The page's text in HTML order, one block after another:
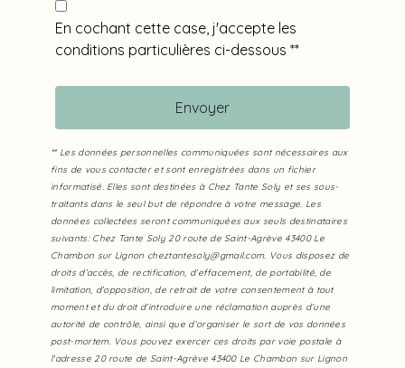
En cochant cette case, j'accepte les
conditions particulières ci-dessous **
Envoyer
** Les données personnelles communiquées sont nécessaires aux
fins de vous contacter et sont enregistrées dans un fichier
informatisé. Elles sont destinées à Chez Tante Soly et ses sous-
traitants dans le seul but de répondre à votre message. Les
données collectées seront communiquées aux seuls destinataires
suivants: Chez Tante Soly 20 route de Saint-Agrève 43400 Le
Chambon sur Lignon cheztantesoly@gmail.com. Vous disposez de
droits d’accès, de rectification, d’effacement, de portabilité, de
limitation, d’opposition, de retrait de votre consentement à tout
moment et du droit d’introduire une réclamation auprès d’une
autorité de contrôle, ainsi que d’organiser le sort de vos données
post-mortem. Vous pouvez exercer ces droits par voie postale à
l'adresse 20 route de Saint-Agrève 43400 Le Chambon sur Lignon